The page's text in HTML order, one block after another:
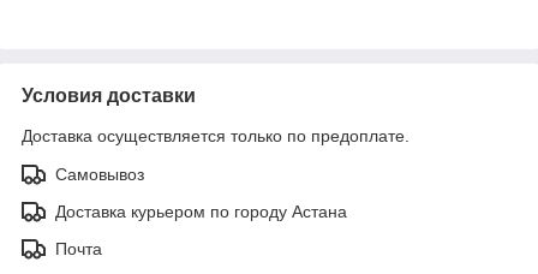
Условия доставки
Доставка осуществляется только по предоплате.
Самовывоз
Доставка курьером по городу Астана
Почта